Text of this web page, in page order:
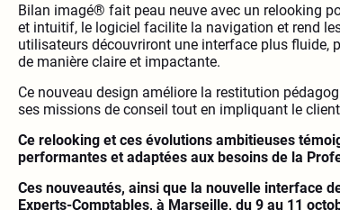
Bilan imagé® fait peau neuve avec un relooking
et intuitif, le logiciel facilite la navigation et rend
utilisateurs découvriront une interface plus fluide,
de manière claire et impactante.
Ce nouveau design améliore la restitution
ses missions de conseil tout en impliquant le
Ce relooking et ces évolutions ambitieuses
performantes et adaptées aux besoins de la
Ces nouveautés, ainsi que la nouvelle interface
Experts-Comptables, à Marseille, du 9 au 11